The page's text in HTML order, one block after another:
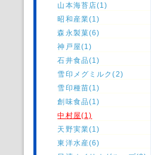
山本海苔店(1)
昭和産業(1)
森永製菓(6)
神戸屋(1)
石井食品(1)
雪印メグミルク(2)
雪印種苗(1)
創味食品(1)
中村屋(1)
天野実業(1)
東洋水産(6)